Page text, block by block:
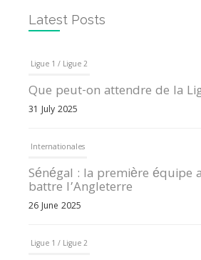
Latest Posts
Ligue 1 / Ligue 2
Que peut-on attendre de la
31 July 2025
Internationales
Sénégal : la première équipe
battre l’Angleterre
26 June 2025
Ligue 1 / Ligue 2